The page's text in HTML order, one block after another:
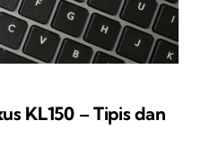
KL150 – Tipis dan